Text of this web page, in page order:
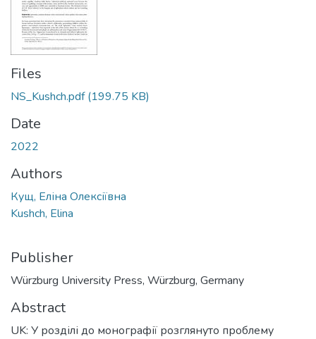
Files
NS_Kushch.pdf(199.75 KB)
Date
2022
Authors
Кущ, Eліна Олексіївна
Kushch, Elina
Publisher
Würzburg University Press, Würzburg, Germany
Abstract
UK: У розділі до монографії розглянуто проблему